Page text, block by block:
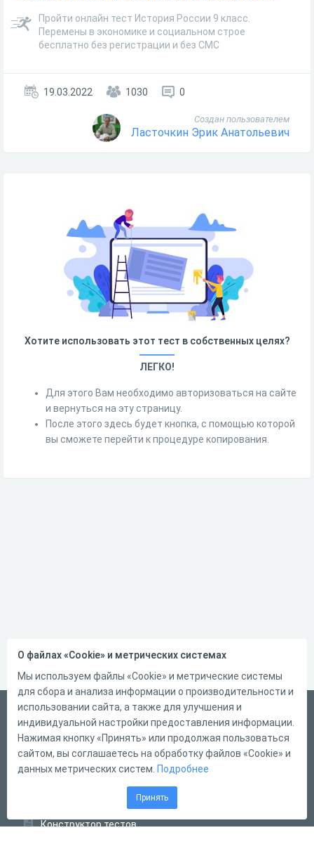
Пройти онлайн тест История России 9 класс.
Перемены в экономике и социальном строе
бесплатно без регистрации и без СМС
19.03.2022 1030 0
Создан пользователем
Ласточкин Эрик Анатольевич
Хотите использовать этот тест в собственных целях?
ЛЕГКО!
Для этого Вам необходимо авторизоваться на сайте
и вернуться на эту страницу.
После этого здесь будет кнопка, с помощью которой
вы сможете перейти к процедуре копирования.
Русский
Справка
Форма обратной связи
Конструктор тестов
О файлах «Cookie» и метрических системах
Мы используем файлы «Cookie» и метрические системы
для сбора и анализа информации о производительности и
использовании сайта, а также для улучшения и
индивидуальной настройки предоставления информации.
Нажимая кнопку «Принять» или продолжая пользоваться
сайтом, вы соглашаетесь на обработку файлов «Cookie» и
данных метрических систем. Подробнее
Принять